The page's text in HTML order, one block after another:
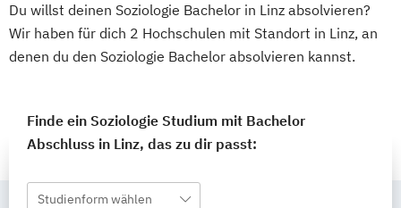
Du willst deinen Soziologie Bachelor in Linz absolvieren?
Wir haben für dich 2 Hochschulen mit Standort in Linz, an
denen du den Soziologie Bachelor absolvieren kannst.
Finde ein Soziologie Studium mit Bachelor
Abschluss in Linz, das zu dir passt:
Studienform wählen